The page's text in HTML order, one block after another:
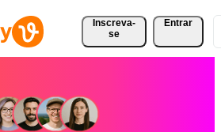
Inscreva-
se
Entrar